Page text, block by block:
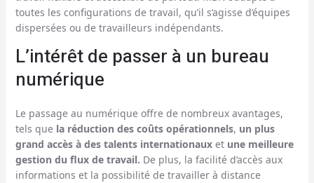
toutes les configurations de travail, qu’il s’agisse d’équipes
dispersées ou de travailleurs indépendants.
L’intérêt de passer à un bureau
numérique
Le passage au numérique offre de nombreux avantages,
tels que la réduction des coûts opérationnels, un plus
grand accès à des talents internationauxet une meilleure
gestion du flux de travail. De plus, la facilité d’accès aux
informations et la possibilité de travailler à distance